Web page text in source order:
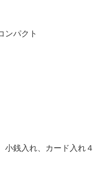
ンパクト
小銭入れ、カード入れ４